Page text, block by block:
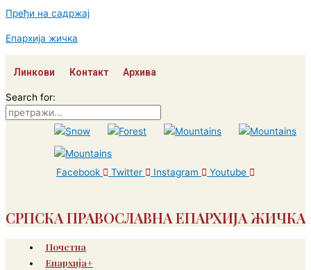
Пређи на садржај
Епархија жичка
Линкови Контакт Архива
Search for:
Facebook Twitter Instagram Youtube
СРПСКА ПРАВОСЛАВНА ЕПАРХИЈА ЖИЧКА
Почетна
Епархија+